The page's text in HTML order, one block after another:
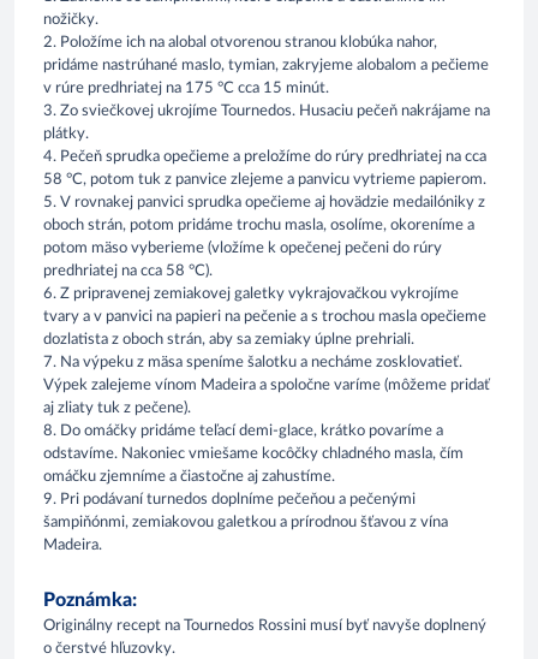
nožičky.
2. Položíme ich na alobal otvorenou stranou klobúka nahor,
pridáme nastrúhané maslo, tymian, zakryjeme alobalom a pečieme
v rúre predhriatej na 175 °C cca 15 minút.
3. Zo sviečkovej ukrojíme Tournedos. Husaciu pečeň nakrájame na
plátky.
4. Pečeň sprudka opečieme a preložíme do rúry predhriatej na cca
58 °C, potom tuk z panvice zlejeme a panvicu vytrieme papierom.
5. V rovnakej panvici sprudka opečieme aj hovädzie medailóniky z
oboch strán, potom pridáme trochu masla, osolíme, okoreníme a
potom mäso vyberieme (vložíme k opečenej pečeni do rúry
predhriatej na cca 58 °C).
6. Z pripravenej zemiakovej galetky vykrajovačkou vykrojíme
tvary a v panvici na papieri na pečenie a s trochou masla opečieme
dozlatista z oboch strán, aby sa zemiaky úplne prehriali.
7. Na výpeku z mäsa speníme šalotku a necháme zosklovatieť.
Výpek zalejeme vínom Madeira a spoločne varíme (môžeme pridať
aj zliaty tuk z pečene).
8. Do omáčky pridáme teľací demi-glace, krátko povaríme a
odstavíme. Nakoniec vmiešame kocôčky chladného masla, čím
omáčku zjemníme a čiastočne aj zahustíme.
9. Pri podávaní turnedos doplníme pečeňou a pečenými
šampiňónmi, zemiakovou galetkou a prírodnou šťavou z vína
Madeira.
Poznámka:
Originálny recept na Tournedos Rossini musí byť navyše doplnený
o čerstvé hľuzovky.